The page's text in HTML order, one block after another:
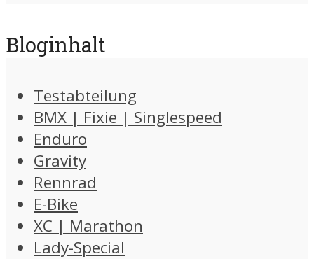
Bloginhalt
Testabteilung
BMX | Fixie | Singlespeed
Enduro
Gravity
Rennrad
E-Bike
XC | Marathon
Lady-Special